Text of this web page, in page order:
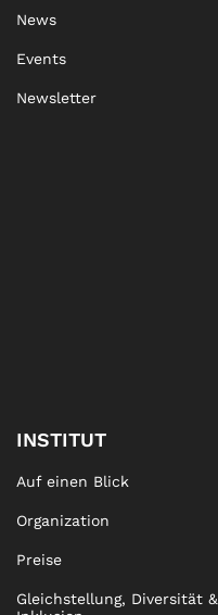
News
Events
Newsletter
INSTITUT
Auf einen Blick
Organization
Preise
Gleichstellung, Diversität &